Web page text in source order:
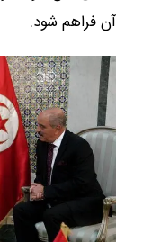
آن فراهم شود.